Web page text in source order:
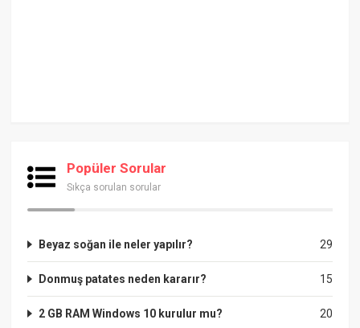
Popüler Sorular
Sıkça sorulan sorular
29
Beyaz soğan ile neler yapılır?
15
Donmuş patates neden kararır?
20
2 GB RAM Windows 10 kurulur mu?